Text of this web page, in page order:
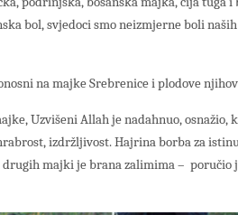
bol, svjedoci smo neizmjerne boli
na majke Srebrenice i plodove
Uzvišeni Allah je nadahnuo, osnažio,
izdržljivost. Hajrina borba za
drugih majki je brana zalimima –